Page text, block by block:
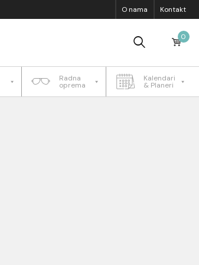
O nama Kontakt
0
Radna
oprema
Kalendari
& Planeri